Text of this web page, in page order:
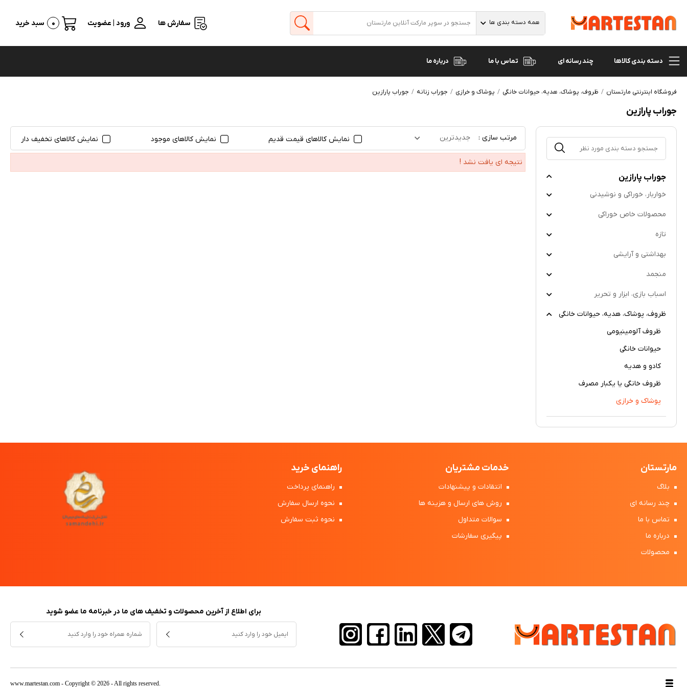
همه دسته بندی ها سفارش ها ورود | عضویت 0 سبد خرید
دسته بندی کالاها چند رسانه ای تماس با ما درباره ما
فروشگاه اینترنتی مارتستان ظروف، پوشاک، هدیه، حیوانات خانگی پوشاک و خرازی جوراب زنانه جوراب پارازین
جوراب پارازین
جوراب پارازین
خواربار، خوراکی و نوشیدنی
محصولات خاص خوراکی
تازه
بهداشتی و آرایشی
منجمد
اسباب بازی، ابزار و تحریر
ظروف، پوشاک، هدیه، حیوانات خانگی
ظروف آلومینیومی
حیوانات خانگی
کادو و هدیه
ظروف خانگی یا یکبار مصرف
پوشاک و خرازی
مرتب سازی : جدیدترین نمایش کالاهای قیمت قدیم نمایش کالاهای موجود نمایش کالاهای تخفیف دار
نتیجه ای یافت نشد !
مارتستان
بلاگ
چند رسانه ای
تماس با ما
درباره ما
محصولات
خدمات مشتریان
انتقادات و پیشنهادات
روش های ارسال و هزینه ها
سوالات متداول
پیگیری سفارشات
راهنمای خرید
راهنمای پرداخت
نحوه ارسال سفارش
نحوه ثبت سفارش
برای اطلاع از آخرین محصولات و تخفیف های ما در خبرنامه ما عضو شوید
www.martestan.com - Copyright © 2026 - All rights reserved.